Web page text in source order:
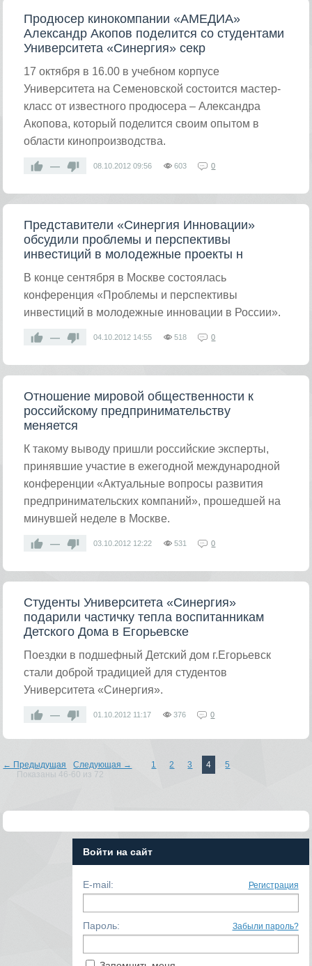
Продюсер кинокомпании «АМЕДИА»
Александр Акопов поделится со студентами
Университета «Синергия» секр
17 октября в 16.00 в учебном корпусе
Университета на Семеновской состоится мастер-
класс от известного продюсера – Александра
Акопова, который поделится своим опытом в
области кинопроизводства.
— 08.10.2012 09:56 603 0
Представители «Синергия Инновации»
обсудили проблемы и перспективы
инвестиций в молодежные проекты н
В конце сентября в Москве состоялась
конференция «Проблемы и перспективы
инвестиций в молодежные инновации в России».
— 04.10.2012 14:55 518 0
Отношение мировой общественности к
российскому предпринимательству
меняется
К такому выводу пришли российские эксперты,
принявшие участие в ежегодной международной
конференции «Актуальные вопросы развития
предпринимательских компаний», прошедшей на
минувшей неделе в Москве.
— 03.10.2012 12:22 531 0
Студенты Университета «Синергия»
подарили частичку тепла воспитанникам
Детского Дома в Егорьевске
Поездки в подшефный Детский дом г.Егорьевск
стали доброй традицией для студентов
Университета «Синергия».
— 01.10.2012 11:17 376 0
← Предыдущая Следующая → 1 2 3 4
5
Показаны 46-60 из 72
Войти на сайт
E-mail: Регистрация
Пароль: Забыли пароль?